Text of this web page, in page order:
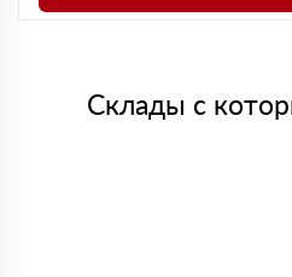
Склады с